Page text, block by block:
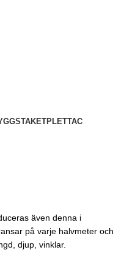
PLETTAC
även denna i
på varje halvmeter och
djup, vinklar.